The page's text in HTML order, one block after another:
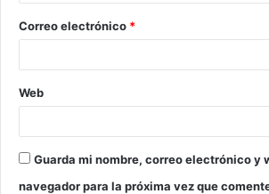
Correo electrónico *
Web
Guarda mi nombre, correo electrónico y
navegador para la próxima vez que